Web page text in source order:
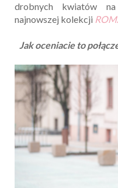
drobnych kwiatów
najnowszej kolekcji
Jak oceniacie to